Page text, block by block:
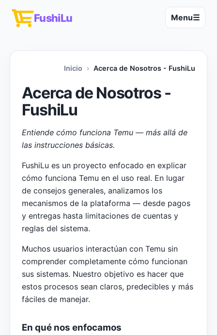
FushiLu Menu☰
Inicio Acerca de Nosotros - FushiLu
Acerca de Nosotros -
FushiLu
Entiende cómo funciona Temu — más allá de
las instrucciones básicas.
FushiLu es un proyecto enfocado en explicar
cómo funciona Temu en el uso real. En lugar
de consejos generales, analizamos los
mecanismos de la plataforma — desde pagos
y entregas hasta limitaciones de cuentas y
reglas del sistema.
Muchos usuarios interactúan con Temu sin
comprender completamente cómo funcionan
sus sistemas. Nuestro objetivo es hacer que
estos procesos sean claros, predecibles y más
fáciles de manejar.
En qué nos enfocamos